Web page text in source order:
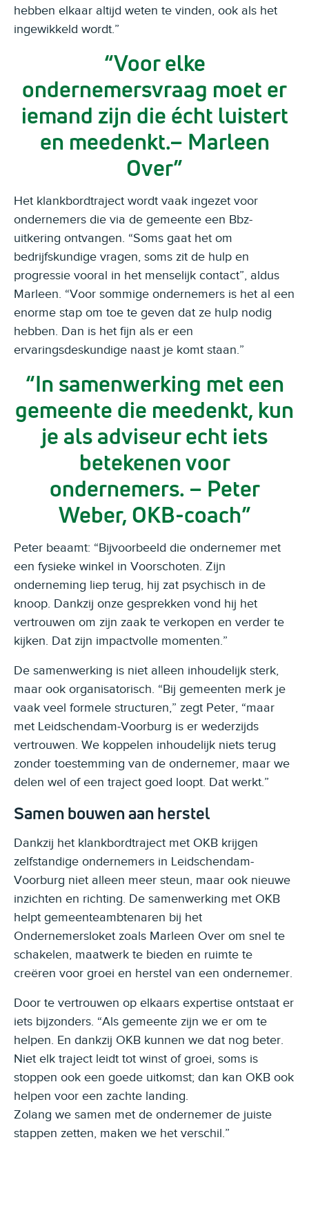
hebben elkaar altijd weten te vinden, ook als het
ingewikkeld wordt.”
Voor elke
ondernemersvraag moet er
iemand zijn die écht luistert
en meedenkt.– Marleen
Over
Het klankbordtraject wordt vaak ingezet voor
ondernemers die via de gemeente een Bbz-
uitkering ontvangen. “Soms gaat het om
bedrijfskundige vragen, soms zit de hulp en
progressie vooral in het menselijk contact”, aldus
Marleen. “Voor sommige ondernemers is het al een
enorme stap om toe te geven dat ze hulp nodig
hebben. Dan is het fijn als er een
ervaringsdeskundige naast je komt staan.”
In samenwerking met een
gemeente die meedenkt, kun
je als adviseur echt iets
betekenen voor
ondernemers. – Peter
Weber, OKB-coach
Peter beaamt: “Bijvoorbeeld die ondernemer met
een fysieke winkel in Voorschoten. Zijn
onderneming liep terug, hij zat psychisch in de
knoop. Dankzij onze gesprekken vond hij het
vertrouwen om zijn zaak te verkopen en verder te
kijken. Dat zijn impactvolle momenten.”
De samenwerking is niet alleen inhoudelijk sterk,
maar ook organisatorisch. “Bij gemeenten merk je
vaak veel formele structuren,” zegt Peter, “maar
met Leidschendam-Voorburg is er wederzijds
vertrouwen. We koppelen inhoudelijk niets terug
zonder toestemming van de ondernemer, maar we
delen wel of een traject goed loopt. Dat werkt.”
Samen bouwen aan herstel
Dankzij het klankbordtraject met OKB krijgen
zelfstandige ondernemers in Leidschendam-
Voorburg niet alleen meer steun, maar ook nieuwe
inzichten en richting. De samenwerking met OKB
helpt gemeenteambtenaren bij het
Ondernemersloket zoals Marleen Over om snel te
schakelen, maatwerk te bieden en ruimte te
creëren voor groei en herstel van een ondernemer.
Door te vertrouwen op elkaars expertise ontstaat er
iets bijzonders. “Als gemeente zijn we er om te
helpen. En dankzij OKB kunnen we dat nog beter.
Niet elk traject leidt tot winst of groei, soms is
stoppen ook een goede uitkomst; dan kan OKB ook
helpen voor een zachte landing.
Zolang we samen met de ondernemer de juiste
stappen zetten, maken we het verschil.”